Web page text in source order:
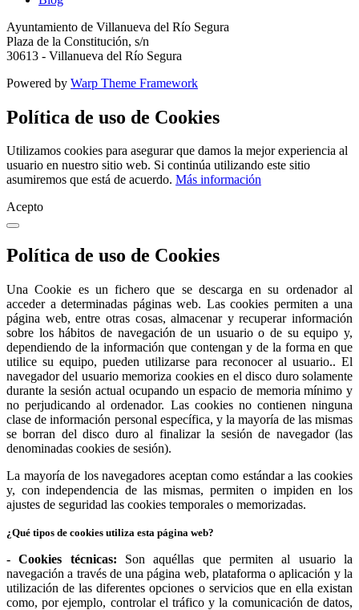
Ayuntamiento de Villanueva del Río Segura
Plaza de la Constitución, s/n
30613 - Villanueva del Río Segura
Powered by Warp Theme Framework
Política de uso de Cookies
Utilizamos cookies para asegurar que damos la mejor experiencia al
usuario en nuestro sitio web. Si continúa utilizando este sitio
asumiremos que está de acuerdo. Más información
Acepto
Política de uso de Cookies
Una Cookie es un fichero que se descarga en su ordenador al
acceder a determinadas páginas web. Las cookies permiten a una
página web, entre otras cosas, almacenar y recuperar información
sobre los hábitos de navegación de un usuario o de su equipo y,
dependiendo de la información que contengan y de la forma en que
utilice su equipo, pueden utilizarse para reconocer al usuario.. El
navegador del usuario memoriza cookies en el disco duro solamente
durante la sesión actual ocupando un espacio de memoria mínimo y
no perjudicando al ordenador. Las cookies no contienen ninguna
clase de información personal específica, y la mayoría de las mismas
se borran del disco duro al finalizar la sesión de navegador (las
denominadas cookies de sesión).
La mayoría de los navegadores aceptan como estándar a las cookies
y, con independencia de las mismas, permiten o impiden en los
ajustes de seguridad las cookies temporales o memorizadas.
¿Qué tipos de cookies utiliza esta página web?
- Cookies técnicas: Son aquéllas que permiten al usuario la
navegación a través de una página web, plataforma o aplicación y la
utilización de las diferentes opciones o servicios que en ella existan
como, por ejemplo, controlar el tráfico y la comunicación de datos,